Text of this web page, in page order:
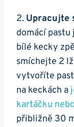
2. Upracujte
domácí ​pastu‍
bílé kecky
⁤smíchejte ​2
vytvoříte
na ‍keckách ⁣a⁣
kartáčku⁢
přibližně 30